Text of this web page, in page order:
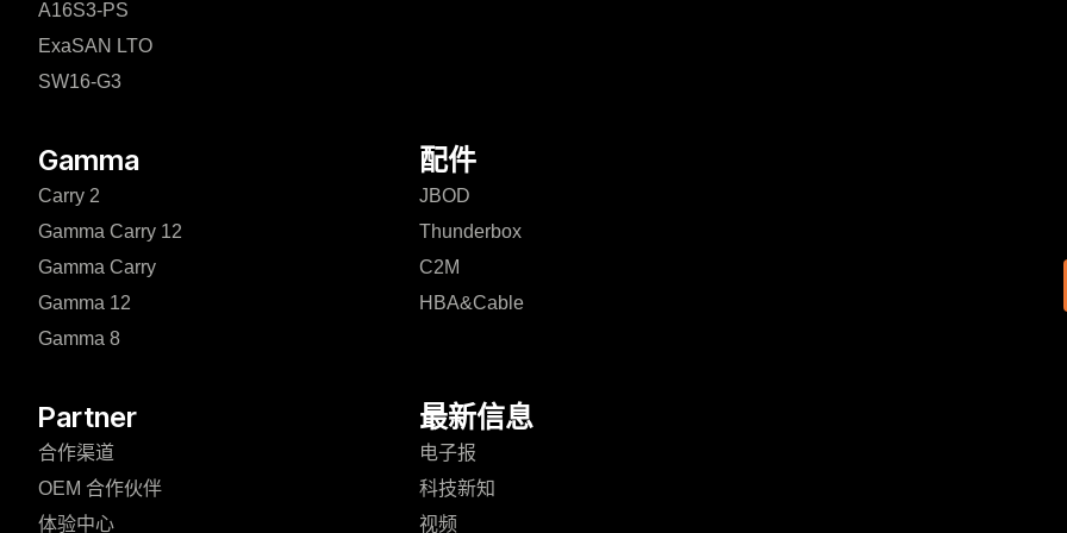
A16S3-PS
ExaSAN LTO
SW16-G3
Gamma 配件
Carry 2
Gamma Carry 12
Gamma Carry
Gamma 12
Gamma 8
JBOD
Thunderbox
C2M
HBA&Cable
Partner 最新信息
合作渠道
OEM 合作伙伴
体验中心
电子报
科技新知
视频